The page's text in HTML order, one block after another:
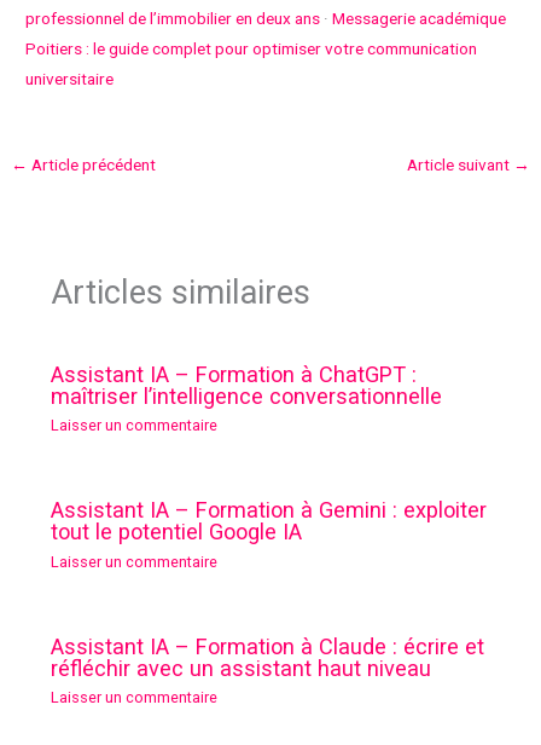
professionnel de l’immobilier en deux ans ·Messagerie académique
Poitiers : le guide complet pour optimiser votre communication
universitaire
← Article précédent Article suivant →
Articles similaires
Assistant IA – Formation à ChatGPT :
maîtriser l’intelligence conversationnelle
Laisser un commentaire
Assistant IA – Formation à Gemini : exploiter
tout le potentiel Google IA
Laisser un commentaire
Assistant IA – Formation à Claude : écrire et
réfléchir avec un assistant haut niveau
Laisser un commentaire